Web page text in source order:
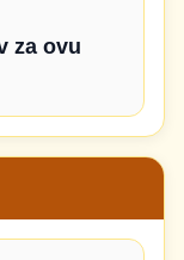
za ovu